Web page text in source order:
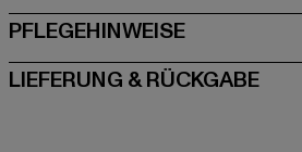
PFLEGEHINWEISE
LIEFERUNG & RÜCKGABE